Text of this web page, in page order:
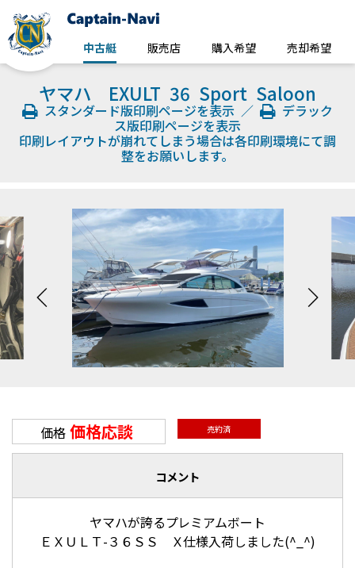
中古艇 販売店 購入希望 売却希望
ヤマハ EXULT 36 Sport Saloon
スタンダード版印刷ページを表示 ／
デラック
ス版印刷ページを表示
印刷レイアウトが崩れてしまう場合は各印刷環境にて調
整をお願いします。
価格 価格応談 売約済
コメント
ヤマハが誇るプレミアムボート
ＥＸＵＬＴ-３６ＳＳ Ｘ仕様入荷しました(^_^)